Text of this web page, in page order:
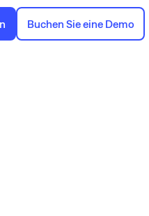
Buchen Sie eine Demo